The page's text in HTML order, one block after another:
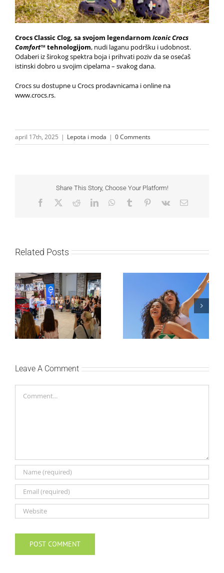
Crocs Classic Clog, sa svojom legendarnom Iconic Crocs
Comfort™tehnologijom, nudi laganu podršku i udobnost.
Odaberi iz širokog spektra boja i prihvati poziv da se osećaš
istinski dobro u svojim cipelama – svakog dana.
Crocs su dostupne u Crocs prodavnicama i online na
www.crocs.rs.
april 17th, 2025 | Lepota i moda | 0 Comments
Share This Story, Choose Your Platform!
Facebook RedditLinkedInWhatsApp
Tumblr Pinterest
Vk Email
Related Posts
Lilly Drogerie proslavile
10. online rođendan,
uručile automobil
Citroën C3 i najavile
saradnju sa
šampionkom Andreom
Leto menja naše navike
– vreme je da
promenite i beauty
rutinu
Leave A Comment